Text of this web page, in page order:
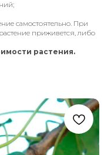
самостоятельно. При
приживется, либо
растения.